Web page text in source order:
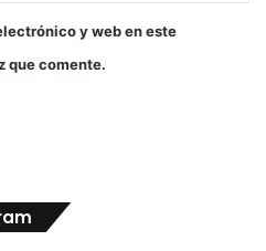
y web en este
que comente.